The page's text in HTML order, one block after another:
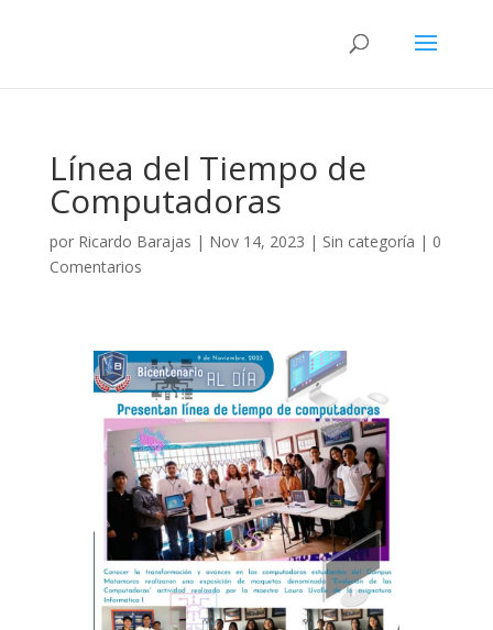
Línea del Tiempo de
Computadoras
por Ricardo Barajas | Nov 14, 2023 | Sin categoría | 0
Comentarios